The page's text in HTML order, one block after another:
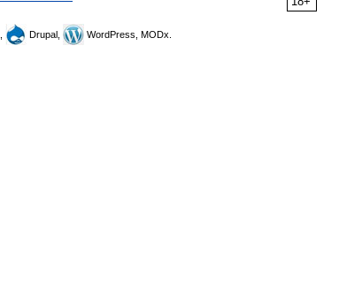
Drupal, WordPress, MODx.